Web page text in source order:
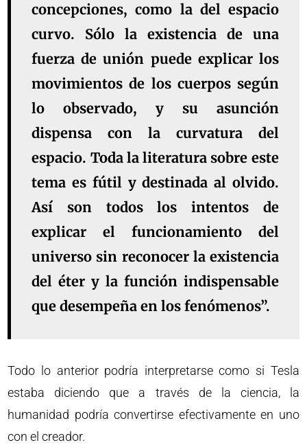
concepciones, como la del espacio
curvo. Sólo la existencia de una
fuerza de unión puede explicar los
movimientos de los cuerpos según
lo observado, y su asunción
dispensa con la curvatura del
espacio. Toda la literatura sobre este
tema es fútil y destinada al olvido.
Así son todos los intentos de
explicar el funcionamiento del
universo sin reconocer la existencia
del éter y la función indispensable
que desempeña en los fenómenos”.
Todo lo anterior podría interpretarse como si Tesla
estaba diciendo que a través de la ciencia, la
humanidad podría convertirse efectivamente en uno
con el creador.